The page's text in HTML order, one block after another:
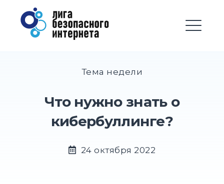
Перейти
содержимому
Лига безопасного
Интернета
Тема недели
Что нужно знать о
кибербуллинге?
24 октября 2022